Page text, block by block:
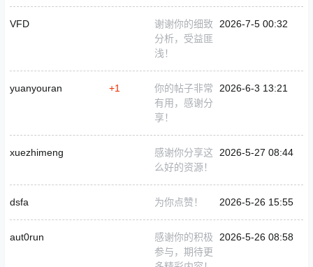
VFD
谢谢你的细致
分析，受益匪
浅！
2026-7-5 00:32
yuanyouran +1
你的帖子非常
有用，感谢分
享！
2026-6-3 13:21
xuezhimeng
感谢你分享这
么好的资源！
2026-5-27 08:44
dsfa 为你点赞！ 2026-5-26 15:55
aut0run
感谢你的积极
参与，期待更
2026-5-26 08:58